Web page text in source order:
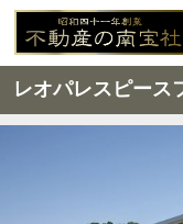
レオパレスピース